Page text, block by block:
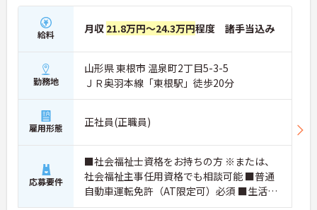
給料 月収 21.8万円～24.3万円程度 諸手当込み
勤務地
山形県 東根市 温泉町2丁目5-3-5
ＪＲ奥羽本線「東根駅」徒歩20分
雇用形態 正社員(正職員)
応募要件
■社会福祉士資格をお持ちの方 ※または、
社会福祉主事任用資格でも相談可能 ■普通
自動車運転免許（AT限定可）必須 ■生活相
談員業務の経験がある方